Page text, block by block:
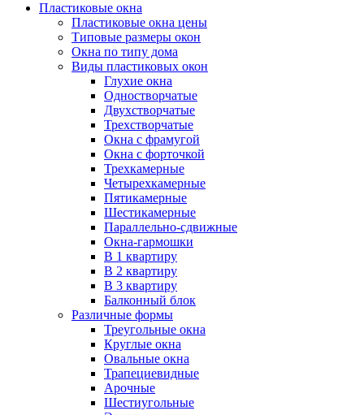
Пластиковые окна
Пластиковые окна цены
Типовые размеры окон
Окна по типу дома
Виды пластиковых окон
Глухие окна
Одностворчатые
Двухстворчатые
Трехстворчатые
Окна с фрамугой
Окна с форточкой
Трехкамерные
Четырехкамерные
Пятикамерные
Шестикамерные
Параллельно-сдвижные
Окна-гармошки
В 1 квартиру
В 2 квартиру
В 3 квартиру
Балконный блок
Различные формы
Треугольные окна
Круглые окна
Овальные окна
Трапециевидные
Арочные
Шестиугольные